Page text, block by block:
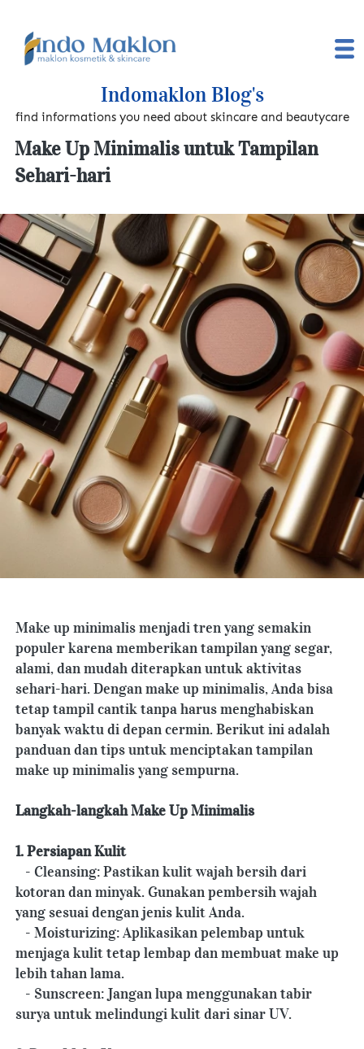
Indomaklon Blog's
find informations you need about skincare and beautycare
Make Up Minimalis untuk Tampilan
Sehari-hari
Make up minimalis menjadi tren yang semakin
populer karena memberikan tampilan yang segar,
alami, dan mudah diterapkan untuk aktivitas
sehari-hari. Dengan make up minimalis, Anda bisa
tetap tampil cantik tanpa harus menghabiskan
banyak waktu di depan cermin. Berikut ini adalah
panduan dan tips untuk menciptakan tampilan
make up minimalis yang sempurna.
Langkah-langkah Make Up Minimalis
1. Persiapan Kulit
kotoran dan minyak. Gunakan pembersih wajah
yang sesuai dengan jenis kulit Anda.
menjaga kulit tetap lembap dan membuat make up
lebih tahan lama.
surya untuk melindungi kulit dari sinar UV.